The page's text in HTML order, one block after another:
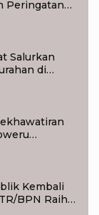
Peringatan
Salurkan
di
Kembali
BPN Raih